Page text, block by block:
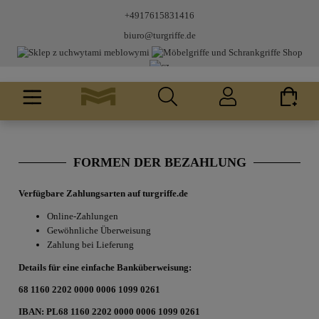
+4917615831416
biuro@turgriffe.de
FORMEN DER BEZAHLUNG
Verfügbare Zahlungsarten auf turgriffe.de
Online-Zahlungen
Gewöhnliche Überweisung
Zahlung bei Lieferung
Details für eine einfache Banküberweisung:
68 1160 2202 0000 0006 1099 0261
IBAN: PL68 1160 2202 0000 0006 1099 0261